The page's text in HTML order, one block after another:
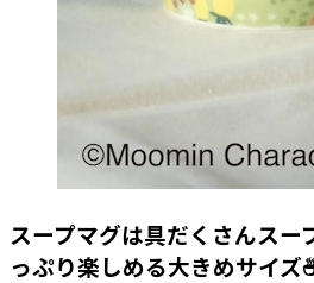
スープマグは具だくさんスー
っぷり楽しめる大きめサイズ